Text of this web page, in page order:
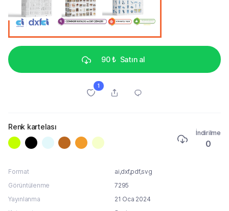
90 ₺ Satın al
1
Renk kartelası
İndirilme
0
Format
ai,dxf,pdf,svg
Görüntülenme
7295
Yayınlanma
21 Oca 2024